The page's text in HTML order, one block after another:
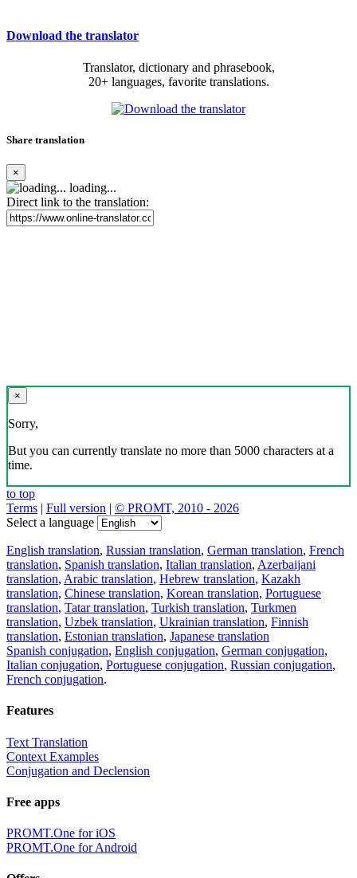
Download the translator
Translator, dictionary and phrasebook,
20+ languages, favorite translations.
Share translation
×
loading...
Direct link to the translation:
×
Sorry,
But you can currently translate no more than 5000 characters at a
time.
to top
Terms | Full version | © PROMT, 2010 - 2026
Select a language
English translation, Russian translation, German translation, French
translation, Spanish translation, Italian translation, Azerbaijani
translation, Arabic translation, Hebrew translation, Kazakh
translation, Chinese translation, Korean translation, Portuguese
translation, Tatar translation, Turkish translation, Turkmen
translation, Uzbek translation, Ukrainian translation, Finnish
translation, Estonian translation, Japanese translation
Spanish conjugation, English conjugation, German conjugation,
Italian conjugation, Portuguese conjugation, Russian conjugation,
French conjugation.
Features
Text Translation
Context Examples
Conjugation and Declension
Free apps
PROMT.One for iOS
PROMT.One for Android